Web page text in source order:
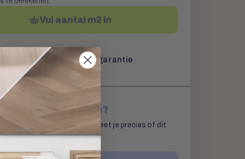
Vul aantal m2 in
100% Laagste prijsgarantie
sample aanvragen?
3 samples bestellen. Zo weet je precies of dit
vloer is.